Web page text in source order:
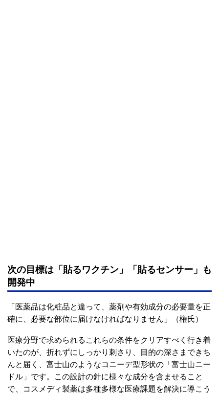
次の目標は「貼るワクチン」「貼るセンサー」も
開発中
「医薬品は化粧品と違って、薬剤や有効成分の必要量を正
確に、必要な部位に届けなければなりません」（権氏）
医療分野で求められるこれらの条件をクリアすべく行き着
いたのが、折れずにしっかり刺さり、目的の深さまできち
んと届く、富士山のようなコニーデ型形状の「富士山ニー
ドル」です。この設計の針に様々な成分を含ませること
で、コスメディ製薬は多種多様な医療課題を解決に導こう